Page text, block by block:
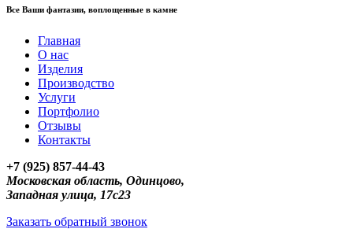
Все Ваши фантазии, воплощенные в камне
Главная
О нас
Изделия
Производство
Услуги
Портфолио
Отзывы
Контакты
+7 (925) 857-44-43
Московская область, Одинцово,
Западная улица, 17с23
Заказать обратный звонок